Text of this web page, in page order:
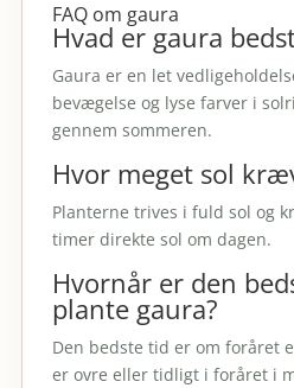
FAQ om gaura
Hvad er gaura
Gaura er en let
bevægelse og lyse farver i
gennem sommeren.
Hvor meget sol
Planterne trives i fuld sol og
timer direkte sol om dagen.
Hvornår er den
plante gaura?
Den bedste tid er om foråret
er ovre eller tidligt i foråret i